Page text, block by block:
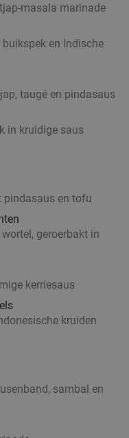
masala marinade
en Indische
taugé en pindasaus
in kruidige saus
pindasaus en tofu
geroerbakt in
kerriesaus
kruiden
sambal en